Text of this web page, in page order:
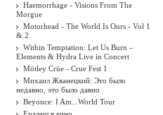
Haemorrhage - Visions From The
Morgue
Motorhead - The World Is Ours - Vol 1
& 2
Within Temptation: Let Us Burn –
Elements & Hydra Live in Concert
Mötley Crüe - Crue Fest 1
Михаил Жванецкий: Это было
недавно, это было давно
Beyonce: I Am...World Tour